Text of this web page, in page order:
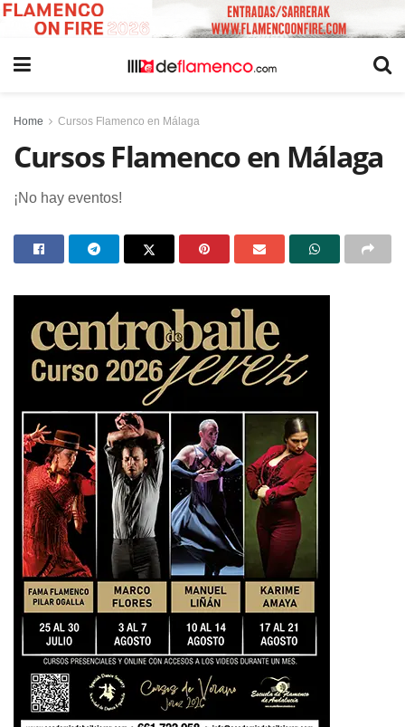
Home Cursos Flamenco en Málaga
Cursos Flamenco en Málaga
¡No hay eventos!